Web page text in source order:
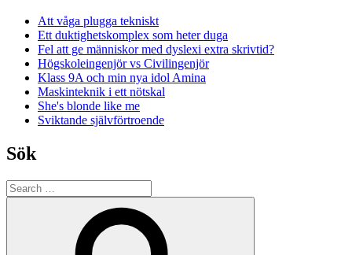
Att våga plugga tekniskt
Ett duktighetskomplex som heter duga
Fel att ge människor med dyslexi extra skrivtid?
Högskoleingenjör vs Civilingenjör
Klass 9A och min nya idol Amina
Maskinteknik i ett nötskal
She's blonde like me
Sviktande självförtroende
Sök
Search
for: